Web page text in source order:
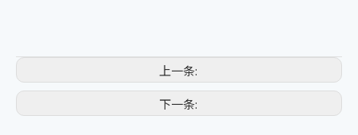
上一条:
下一条: